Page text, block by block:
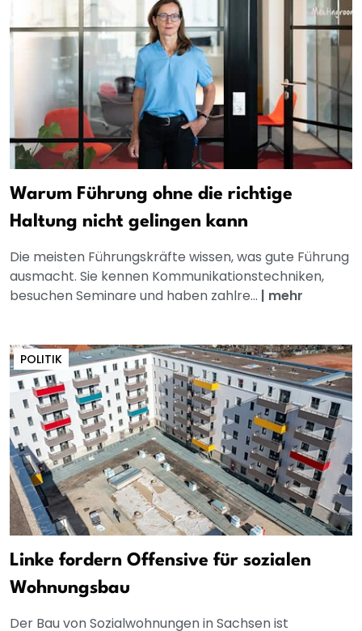
Warum Führung ohne die richtige
Haltung nicht gelingen kann
Die meisten Führungskräfte wissen, was gute Führung
ausmacht. Sie kennen Kommunikationstechniken,
besuchen Seminare und haben zahlre... | mehr
POLITIK
Linke fordern Offensive für sozialen
Wohnungsbau
Der Bau von Sozialwohnungen in Sachsen ist